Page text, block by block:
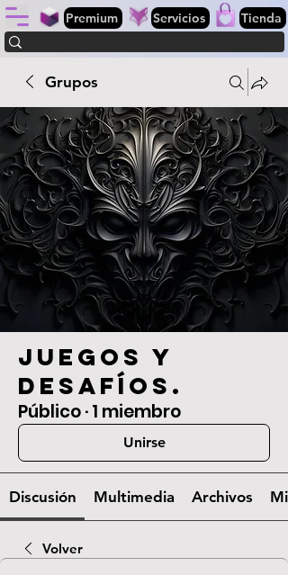
Premium Servicios Tienda
Grupos
Juegos y
desafíos.
Público·1 miembro
Unirse
Discusión Multimedia Archivos
Volver